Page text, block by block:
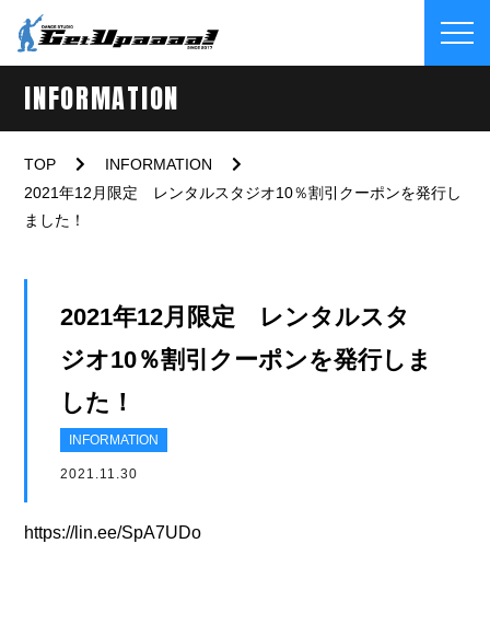
INFORMATION
TOP
INFORMATION
2021年12月限定 レンタルスタジオ10％割引クーポンを発行し
ました！
2021年12月限定 レンタルスタ
ジオ10％割引クーポンを発行しま
した！
INFORMATION
2021.11.30
https://lin.ee/SpA7UDo